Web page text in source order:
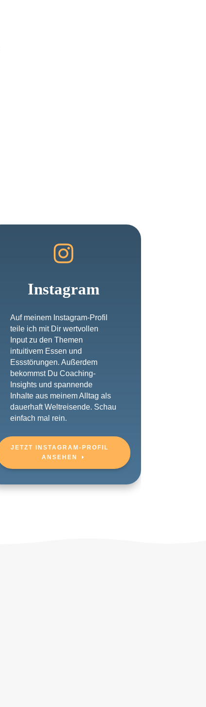

Instagram
Auf meinem Instagram-Profil
teile ich mit Dir wertvollen
Input zu den Themen
intuitivem Essen und
Essstörungen. Außerdem
bekommst Du Coaching-
Insights und spannende
Inhalte aus meinem Alltag als
dauerhaft Weltreisende. Schau
einfach mal rein.
JETZT INSTAGRAM-PROFIL
ANSEHEN